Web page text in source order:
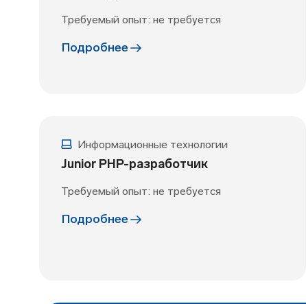
Требуемый опыт: не требуется
Подробнее
Информационные технологии
Junior PHP-разработчик
Требуемый опыт: не требуется
Подробнее